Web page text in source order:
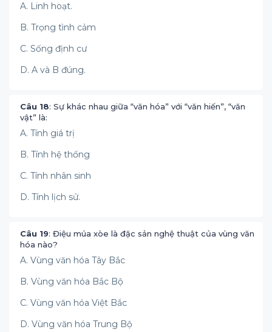
A. Linh hoạt.
B. Trọng tình cảm
C. Sống định cư
D. A và B đúng.
Câu 18: Sự khác nhau giữa “văn hóa” với “văn hiến”, “văn
vật” là:
A. Tính giá trị
B. Tính hệ thống
C. Tính nhân sinh
D. Tính lịch sử.
Câu 19: Điệu múa xòe là đặc sản nghệ thuật của vùng văn
hóa nào?
A. Vùng văn hóa Tây Bắc
B. Vùng văn hóa Bắc Bộ
C. Vùng văn hóa Việt Bắc
D. Vùng văn hóa Trung Bộ